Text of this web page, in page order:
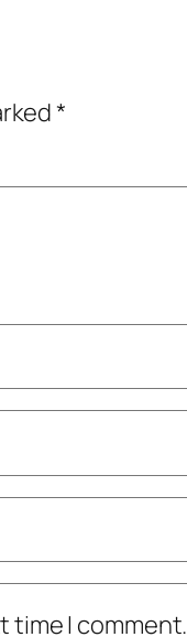
*
time I comment.